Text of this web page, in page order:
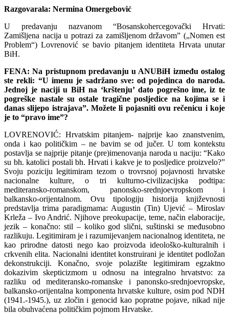
Razgovarala: Nermina Omergebović
U predavanju nazvanom “Bosanskohercegovački Hrvati:
Zamišljena nacija u potrazi za zamišljenom državom” („Nomen est
Problem“) Lovrenović se bavio pitanjem identiteta Hrvata unutar
BiH.
FENA: Na pristupnom predavanju u ANUBiH između ostalog
ste rekli: “U imenu je sadržano sve: od pojedinca do naroda.
Jednoj je naciji u BiH na ‘krštenju’ dato pogrešno ime, iz te
pogreške nastale su ostale tragične posljedice na kojima se i
danas slijepo istrajava”. Možete li pojasniti ovu rečenicu i koje
je to “pravo ime”?
LOVRENOVIĆ: Hrvatskim pitanjem- najprije kao znanstvenim,
onda i kao političkim – ne bavim se od jučer. U tom kontekstu
postavlja se najprije pitanje (pre)imenovanja naroda u naciju: “Kako
su bh. katolici postali bh. Hrvati i kakve je to posljedice proizvelo?”
Svoju poziciju legitimiram tezom o trovrsnoj pojavnosti hrvatske
nacionalne kulture, o tri kulturno-civilizacijska podtipa:
mediteransko-romanskom, panonsko-srednjoevropskom i
balkansko-orijentalnom. Ovu tipologiju historija književnosti
predstavlja trima paradigmama: Augustin (Tin) Ujević – Miroslav
Krleža – Ivo Andrić. Njihove preokupacije, teme, način elaboracije,
jezik – konačno: stil – koliko god slični, suštinski se međusobno
razlikuju. Legitimiram je i razumijevanjem nacionalnog identiteta, ne
kao prirodne datosti nego kao proizvoda ideološko-kulturalnih i
crkvenih elita. Nacionalni identitet konstruirani je identitet podložan
dekonstrukciji. Konačno, svoje polazište legitimiram egzaktno
dokazivim skepticizmom u odnosu na integralno hrvatstvo: za
razliku od mediteransko-romanske i panonsko-srednjoevropske,
balkansko-orijentalna komponenta hrvatske kulture, osim pod NDH
(1941.-1945.), uz zločin i genocid kao popratne pojave, nikad nije
bila obuhvaćena političkim pojmom Hrvatske.